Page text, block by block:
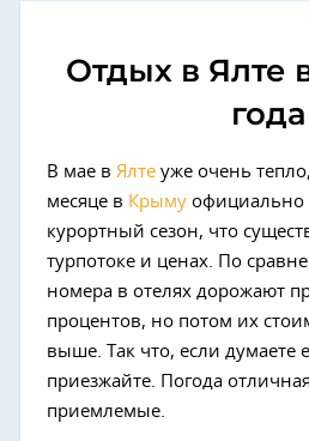
Отдых в Ялте
года
В мае в Ялте уже очень
месяце в Крыму официально
курортный сезон, что
турпотоке и ценах. По
номера в отелях дорожают
процентов, но потом их
выше. Так что, если думаете
приезжайте. Погода
приемлемые.